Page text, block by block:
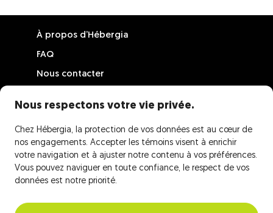
Nous respectons votre vie privée.
Chez Hébergia, la protection de vos données est au cœur de
nos engagements. Accepter les témoins visent à enrichir
votre navigation et à ajuster notre contenu à vos préférences.
Vous pouvez naviguer en toute confiance, le respect de vos
données est notre priorité.
À propos d’Hébergia
FAQ
Nous contacter
Accès propriétaire
Politiques de confidentialité